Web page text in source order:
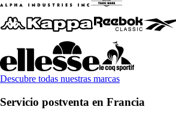
Descubre todas nuestras marcas
Servicio postventa en Francia